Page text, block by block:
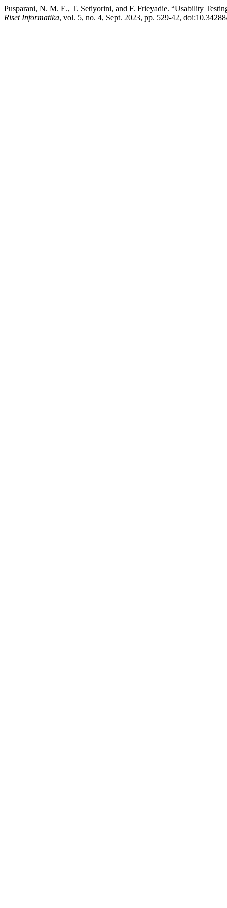
Pusparani, N. M. E., T. Setiyorini, and F. Frieyadie. “Usability
Riset Informatika, vol. 5, no. 4, Sept. 2023, pp. 529-42,